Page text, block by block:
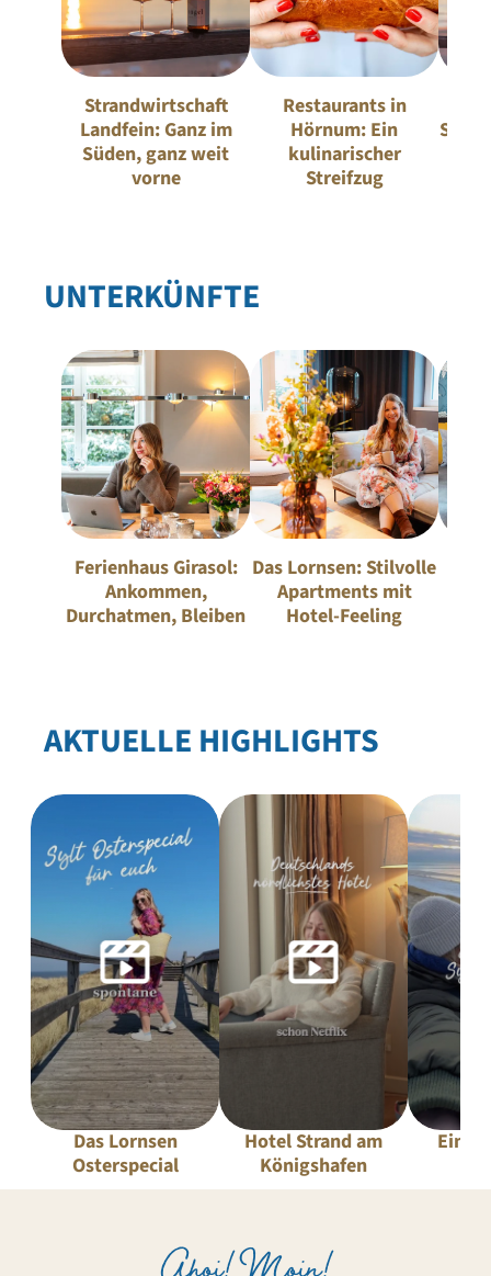
Strandwirtschaft
Landfein: Ganz im
Süden, ganz weit
vorne
Restaurants in
Hörnum: Ein
kulinarischer
Streifzug
UNTERKÜNFTE
Ferienhaus Girasol:
Ankommen,
Durchatmen, Bleiben
Das Lornsen: Stilvolle
Apartments mit
Hotel-Feeling
AKTUELLE HIGHLIGHTS
Das Lornsen
Osterspecial
Hotel Strand am
Königshafen
Ein